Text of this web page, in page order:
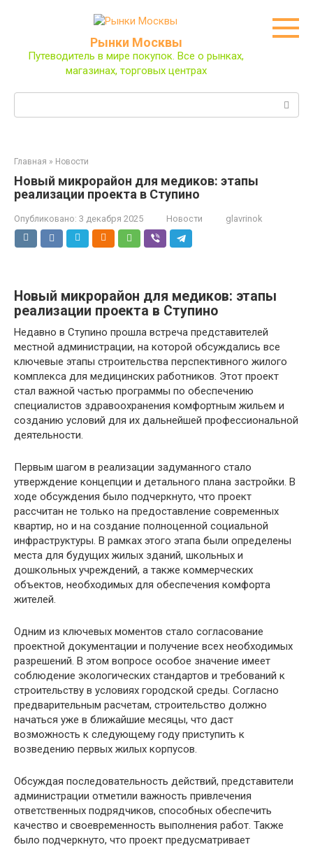
Рынки Москвы
Путеводитель в мире покупок. Все о рынках,
магазинах, торговых центрах
Главная » Новости
Новый микрорайон для медиков: этапы
реализации проекта в Ступино
Опубликовано: 3 декабря 2025 Новости glavrinok
Новый микрорайон для медиков: этапы
реализации проекта в Ступино
Недавно в Ступино прошла встреча представителей
местной администрации, на которой обсуждались все
ключевые этапы строительства перспективного жилого
комплекса для медицинских работников. Этот проект
стал важной частью программы по обеспечению
специалистов здравоохранения комфортным жильем и
созданию условий для их дальнейшей профессиональной
деятельности.
Первым шагом в реализации задуманного стало
утверждение концепции и детального плана застройки. В
ходе обсуждения было подчеркнуто, что проект
рассчитан не только на предоставление современных
квартир, но и на создание полноценной социальной
инфраструктуры. В рамках этого этапа были определены
места для будущих жилых зданий, школьных и
дошкольных учреждений, а также коммерческих
объектов, необходимых для обеспечения комфорта
жителей.
Одним из ключевых моментов стало согласование
проектной документации и получение всех необходимых
разрешений. В этом вопросе особое значение имеет
соблюдение экологических стандартов и требований к
строительству в условиях городской среды. Согласно
предварительным расчетам, строительство должно
начаться уже в ближайшие месяцы, что даст
возможность к следующему году приступить к
возведению первых жилых корпусов.
Обсуждая последовательность действий, представители
администрации отметили важность привлечения
ответственных подрядчиков, способных обеспечить
качество и своевременность выполнения работ. Также
было подчеркнуто, что проект предусматривает